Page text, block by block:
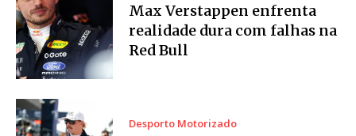
Max Verstappen enfrenta
realidade dura com falhas na
Red Bull
Desporto Motorizado